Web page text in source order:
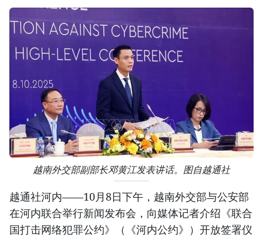
越南外交部副部长邓黄江发表讲话。图自越通社
越通社河内——10月8日下午，越南外交部与公安部
在河内联合举行新闻发布会，向媒体记者介绍《联合
国打击网络犯罪公约》（《河内公约》）开放签署仪